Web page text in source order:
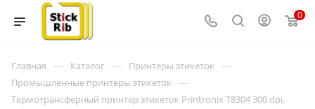
0
Главная — Каталог — Принтеры этикеток —
Промышленные принтеры этикеток —
Термотрансферный принтер этикеток Printronix T8304 300 dpi,